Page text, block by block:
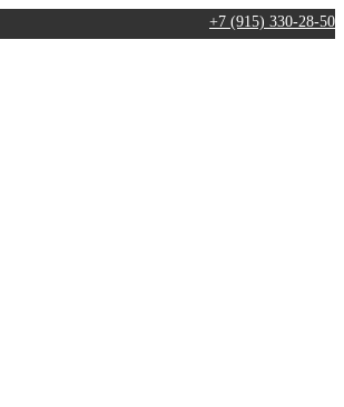
+7 (915) 330-28-50